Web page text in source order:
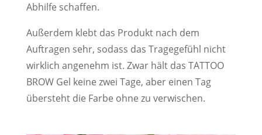
Abhilfe schaffen.
Außerdem klebt das Produkt nach dem
Auftragen sehr, sodass das Tragegefühl nicht
wirklich angenehm ist. Zwar hält das TATTOO
BROW Gel keine zwei Tage, aber einen Tag
übersteht die Farbe ohne zu verwischen.